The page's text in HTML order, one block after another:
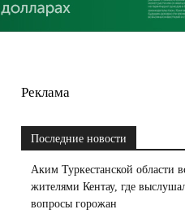
Реклама
Последние новости
Аким Туркестанской области
жителями Кентау, где
вопросы горожан